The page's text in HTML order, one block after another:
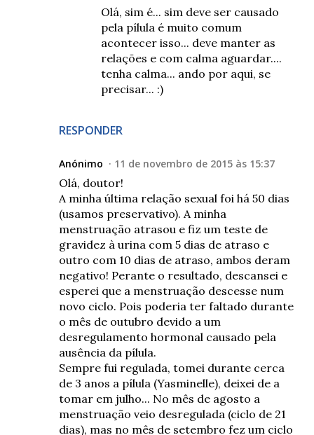
RESPONDER
Olá, sim é... sim deve ser causado
pela pílula é muito comum
acontecer isso... deve manter as
relações e com calma aguardar....
tenha calma... ando por aqui, se
precisar... :)
Anónimo 11 de novembro de 2015 às 15:37
Olá, doutor!
A minha última relação sexual foi há 50 dias
(usamos preservativo). A minha
menstruação atrasou e fiz um teste de
gravidez à urina com 5 dias de atraso e
outro com 10 dias de atraso, ambos deram
negativo! Perante o resultado, descansei e
esperei que a menstruação descesse num
novo ciclo. Pois poderia ter faltado durante
o mês de outubro devido a um
desregulamento hormonal causado pela
ausência da pílula.
Sempre fui regulada, tomei durante cerca
de 3 anos a pílula (Yasminelle), deixei de a
tomar em julho... No mês de agosto a
menstruação veio desregulada (ciclo de 21
dias), mas no mês de setembro fez um ciclo